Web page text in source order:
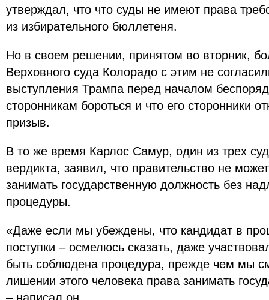
утверждал, что что суды не имеют права
из избирательного бюллетеня.
Но в своем решении, принятом во вторник,
Верховного суда Колорадо с этим не
выступления Трампа перед началом
сторонникам бороться и что его сторонники
призыв.
В то же время Карлос Самур, один из трех
вердикта, заявил, что правительство не
занимать государственную должность без
процедуры.
«Даже если мы убеждены, что кандидат в
поступки – осмелюсь сказать, даже
быть соблюдена процедура, прежде чем мы
лишении этого человека права занимать